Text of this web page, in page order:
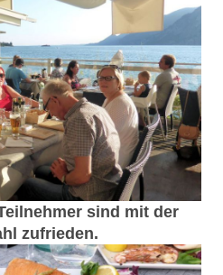
sind mit der
zufrieden.